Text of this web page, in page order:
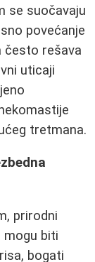
se suočavaju
povećanje
često rešava
uticaji
tretmana.
prirodni
mogu biti
bogati